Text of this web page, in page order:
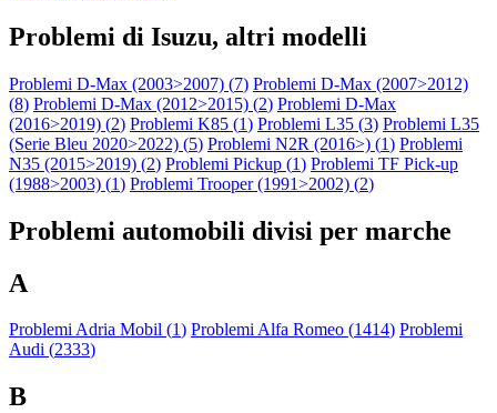
Problemi di Isuzu, altri modelli
Problemi D-Max (2003>2007) (7) Problemi D-Max (2007>2012)
(8) Problemi D-Max (2012>2015) (2) Problemi D-Max
(2016>2019) (2) Problemi K85 (1) Problemi L35 (3) Problemi L35
(Serie Bleu 2020>2022) (5) Problemi N2R (2016>) (1) Problemi
N35 (2015>2019) (2) Problemi Pickup (1) Problemi TF Pick-up
(1988>2003) (1) Problemi Trooper (1991>2002) (2)
Problemi automobili divisi per marche
A
Problemi Adria Mobil (1) Problemi Alfa Romeo (1414) Problemi
Audi (2333)
B